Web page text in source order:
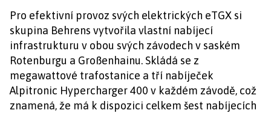
Pro efektivní provoz svých elektrických eTGX si
skupina Behrens vytvořila vlastní nabíjecí
infrastrukturu v obou svých závodech v saském
Rotenburgu a Großenhainu. Skládá se z
megawattové trafostanice a tří nabíječek
Alpitronic Hypercharger 400 v každém závodě, což
znamená, že má k dispozici celkem šest nabíjecích